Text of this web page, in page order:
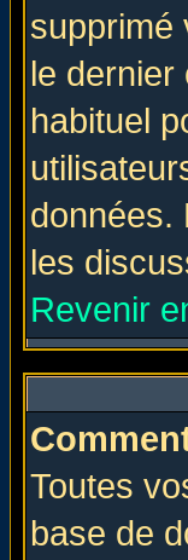
supprimé
le
habituel
données.
les
Revenir
Toutes
base de